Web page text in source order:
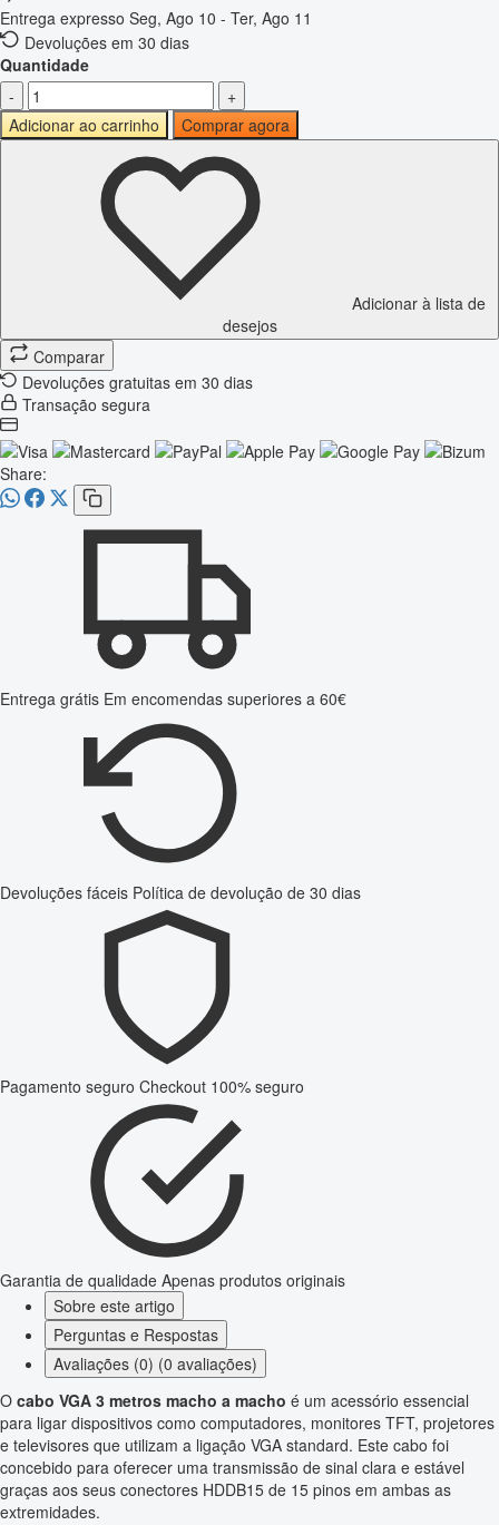
Entrega expresso Seg, Ago 10 - Ter, Ago 11
Devoluções em 30 dias
Quantidade
-
+
Adicionar ao carrinho
Comprar agora
Adicionar à lista de
desejos
Comparar
Devoluções gratuitas em 30 dias
Transação segura
Share:
Entrega grátis Em encomendas superiores a 60€
Devoluções fáceis Política de devolução de 30 dias
Pagamento seguro Checkout 100% seguro
Garantia de qualidade Apenas produtos originais
Sobre este artigo
Perguntas e Respostas
Avaliações (0) (0 avaliações)
O cabo VGA 3 metros macho a macho é um acessório essencial
para ligar dispositivos como computadores, monitores TFT, projetores
e televisores que utilizam a ligação VGA standard. Este cabo foi
concebido para oferecer uma transmissão de sinal clara e estável
graças aos seus conectores HDDB15 de 15 pinos em ambas as
extremidades.